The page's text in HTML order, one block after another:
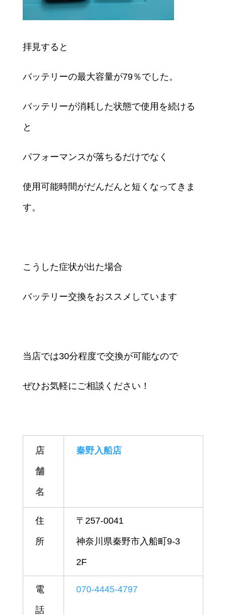
拝見すると
バッテリーの最大容量が79％でした。
バッテリーが消耗した状態で使用を続ける
と
パフォーマンスが落ちるだけでなく
使用可能時間がだんだんと短くなってきま
す。
こうした症状が出た場合
バッテリー交換をおススメしています
当店では30分程度で交換が可能なので
ぜひお気軽にご相談ください！
店
舗
名
秦野入船店
住
所
〒257-0041
神奈川県秦野市入船町9-3
2F
電
話
070-4445-4797